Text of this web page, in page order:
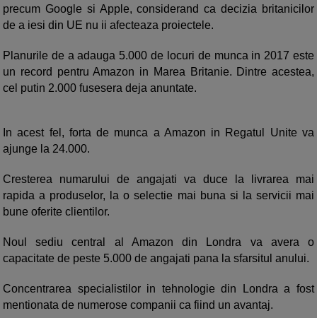
precum Google si Apple, considerand ca decizia britanicilor
de a iesi din UE nu ii afecteaza proiectele.
Planurile de a adauga 5.000 de locuri de munca in 2017 este
un record pentru Amazon in Marea Britanie. Dintre acestea,
cel putin 2.000 fusesera deja anuntate.
In acest fel, forta de munca a Amazon in Regatul Unite va
ajunge la 24.000.
Cresterea numarului de angajati va duce la livrarea mai
rapida a produselor, la o selectie mai buna si la servicii mai
bune oferite clientilor.
Noul sediu central al Amazon din Londra va avera o
capacitate de peste 5.000 de angajati pana la sfarsitul anului.
Concentrarea specialistilor in tehnologie din Londra a fost
mentionata de numerose companii ca fiind un avantaj.